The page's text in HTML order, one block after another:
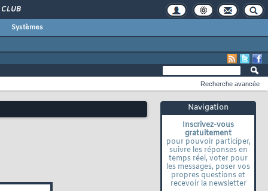
CLUB
Systèmes
Navigation
Inscrivez-vous
gratuitement
pour pouvoir participer,
suivre les réponses en
temps réel, voter pour
les messages, poser vos
propres questions et
recevoir la newsletter
Recherche avancée